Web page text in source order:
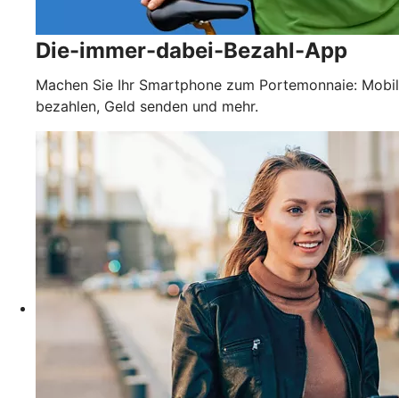
Die-immer-dabei-Bezahl-App
Machen Sie Ihr Smartphone zum Portemonnaie: Mobil
bezahlen, Geld senden und mehr.